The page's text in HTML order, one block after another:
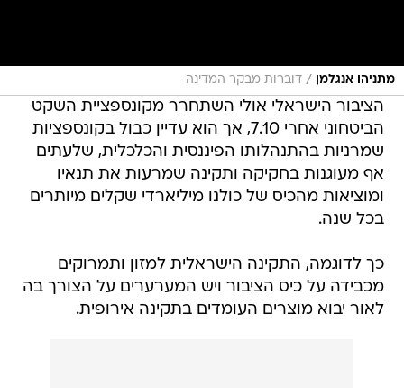
מתניהו אנגלמן / דוברות מבקר המדינה
הציבור הישראלי אולי השתחרר מקונספציית השקט
הביטחוני אחרי 7.10, אך הוא עדיין כבול בקונספציות
שמרניות בהתנהלותו הפיננסית והכלכלית, שלעתים
אף מעוגנות בחקיקה ותקינה שמרעות את תנאיו
ומוציאות מהכיס של כולנו מיליארדי שקלים מיותרים
בכל שנה.
כך לדוגמה, התקינה הישראלית למזון ותמרוקים
מכבידה על כיס הציבור ויש המערערים על הצורך בה
לאור יבוא מוצרים העומדים בתקינה אירופית.